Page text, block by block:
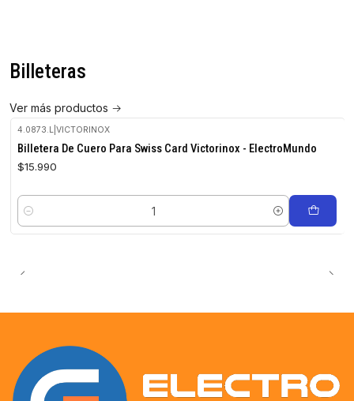
Billeteras
Ver más productos
4.0873.L| VICTORINOX
Billetera De Cuero Para Swiss Card Victorinox - ElectroMundo
$15.990
Cantidad